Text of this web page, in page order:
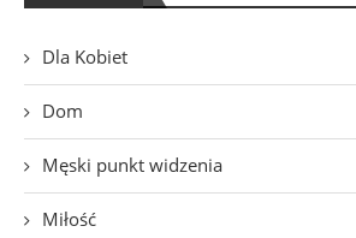
Dla Kobiet
Dom
Męski punkt widzenia
Miłość